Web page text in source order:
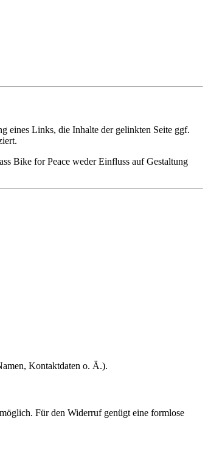
eines Links, die Inhalte der gelinkten Seite ggf.
Bike for Peace weder Einfluss auf Gestaltung
Kontaktdaten o. Ä.).
Für den Widerruf genügt eine formlose